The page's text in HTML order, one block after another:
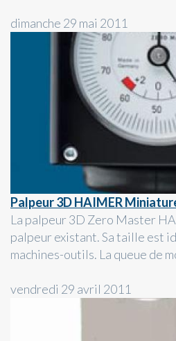
dimanche 29 mai 2011
Palpeur 3D HAIMER
La palpeur 3D Zero Master
palpeur existant. Sa taille est
machines-outils. La queue de
vendredi 29 avril 2011